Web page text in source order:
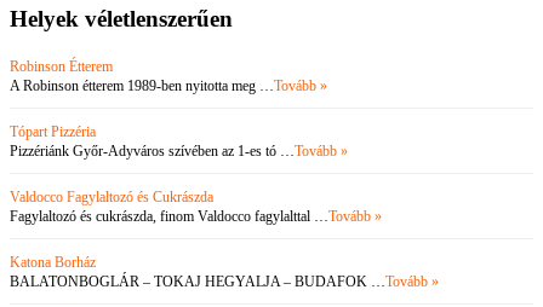
Helyek véletlenszerűen
Robinson Étterem
A Robinson étterem 1989-ben nyitotta meg …Tovább »
Tópart Pizzéria
Pizzériánk Győr-Adyváros szívében az 1-es tó …Tovább »
Valdocco Fagylaltozó és Cukrászda
Fagylaltozó és cukrászda, finom Valdocco fagylalttal …Tovább »
Katona Borház
BALATONBOGLÁR – TOKAJ HEGYALJA – BUDAFOK …Tovább »